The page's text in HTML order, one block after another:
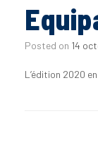
Posted on 14
L’édition 2020